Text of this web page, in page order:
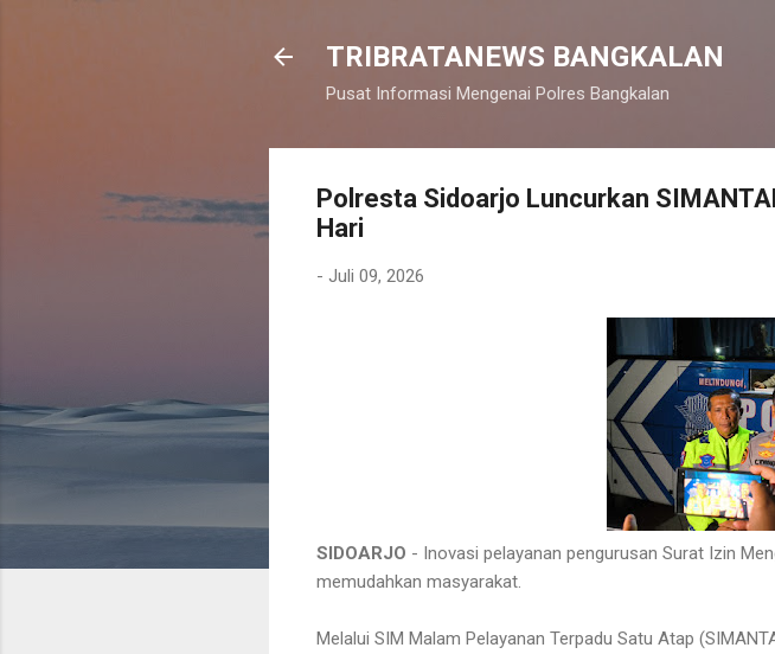
TRIBRATANEWS BANGKALAN
Pusat Informasi Mengenai Polres Bangkalan
Polresta Sidoarjo Luncurkan
Hari
- Juli 09, 2026
SIDOARJO - Inovasi pelayanan pengurusan Surat Izin
memudahkan masyarakat.
Melalui SIM Malam Pelayanan Terpadu Satu Atap